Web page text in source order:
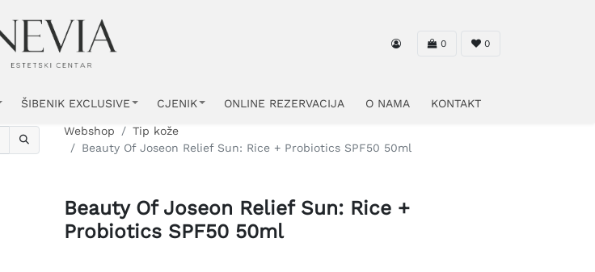
0 0
ŠIBENIK EXCLUSIVE CJENIK ONLINE REZERVACIJA O NAMA KONTAKT
Webshop
Tip kože
Beauty Of Joseon Relief Sun: Rice + Probiotics SPF50 50ml
Beauty Of Joseon Relief Sun: Rice +
Probiotics SPF50 50ml